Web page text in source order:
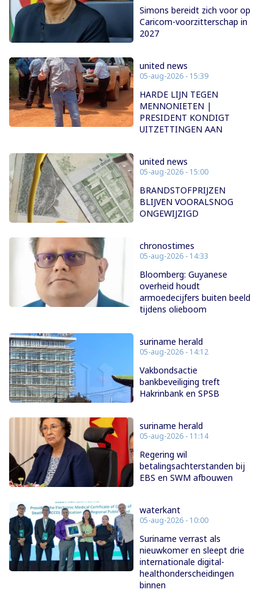
Simons bereidt zich voor op
Caricom-voorzitterschap in
2027
united news
05-aug-2026 - 15:39
HARDE LIJN TEGEN
MENNONIETEN |
PRESIDENT KONDIGT
UITZETTINGEN AAN
united news
05-aug-2026 - 15:00
BRANDSTOFPRIJZEN
BLIJVEN VOORALSNOG
ONGEWIJZIGD
chronostimes
05-aug-2026 - 14:33
Bloomberg: Guyanese
overheid houdt
armoedecijfers buiten beeld
tijdens olieboom
suriname herald
05-aug-2026 - 14:12
Vakbondsactie
bankbeveiliging treft
Hakrinbank en SPSB
suriname herald
05-aug-2026 - 11:14
Regering wil
betalingsachterstanden bij
EBS en SWM afbouwen
waterkant
05-aug-2026 - 10:00
Suriname verrast als
nieuwkomer en sleept drie
internationale digital-
healthonderscheidingen
binnen